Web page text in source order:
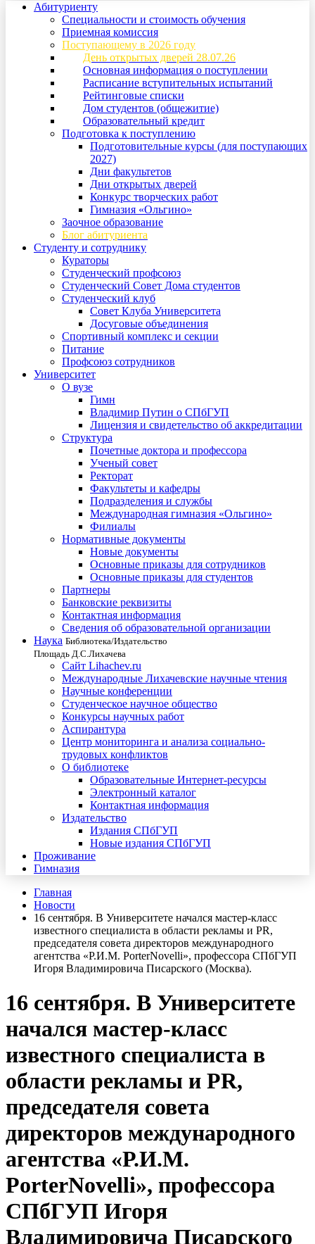
Абитуриенту
Специальности и стоимость обучения
Приемная комиссия
Поступающему в 2026 году
День открытых дверей 28.07.26
Основная информация о поступлении
Расписание вступительных испытаний
Рейтинговые списки
Дом студентов (общежитие)
Образовательный кредит
Подготовка к поступлению
Подготовительные курсы (для поступающих
2027)
Дни факультетов
Дни открытых дверей
Конкурс творческих работ
Гимназия «Ольгино»
Заочное образование
Блог абитуриента
Студенту и сотруднику
Кураторы
Студенческий профсоюз
Студенческий Совет Дома студентов
Студенческий клуб
Совет Клуба Университета
Досуговые объединения
Спортивный комплекс и секции
Питание
Профсоюз сотрудников
Университет
О вузе
Гимн
Владимир Путин о СПбГУП
Лицензия и свидетельство об аккредитации
Структура
Почетные доктора и профессора
Ученый совет
Ректорат
Факультеты и кафедры
Подразделения и службы
Международная гимназия «Ольгино»
Филиалы
Нормативные документы
Новые документы
Основные приказы для сотрудников
Основные приказы для студентов
Партнеры
Банковские реквизиты
Контактная информация
Сведения об образовательной организации
Наука Библиотека/Издательство
Площадь Д.С.Лихачева
Сайт Lihachev.ru
Международные Лихачевские научные чтения
Научные конференции
Студенческое научное общество
Конкурсы научных работ
Аспирантура
Центр мониторинга и анализа социально-
трудовых конфликтов
О библиотеке
Образовательные Интернет-ресурсы
Электронный каталог
Контактная информация
Издательство
Издания СПбГУП
Новые издания СПбГУП
Проживание
Гимназия
Главная
Новости
16 сентября. В Университете начался мастер-класс
известного специалиста в области рекламы и PR,
председателя совета директоров международного
агентства «Р.И.М. PorterNovelli», профессора СПбГУП
Игоря Владимировича Писарского (Москва).
16 сентября. В Университете
начался мастер-класс
известного специалиста в
области рекламы и PR,
председателя совета
директоров международного
агентства «Р.И.М.
PorterNovelli», профессора
СПбГУП Игоря
Владимировича Писарского